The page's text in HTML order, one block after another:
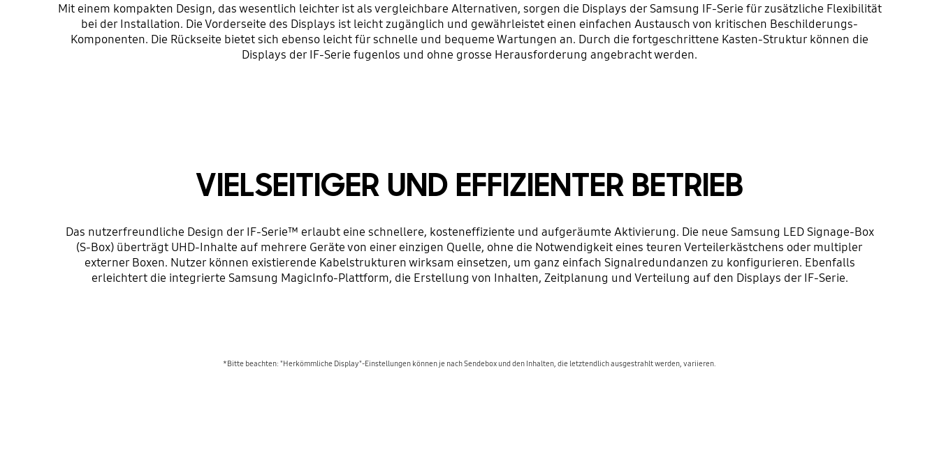
Mit einem kompakten Design, das wesentlich leichter ist als vergleichbare Alternativen, sorgen die Displays der Samsung IF-Serie für zusätzliche Flexibilität
bei der Installation. Die Vorderseite des Displays ist leicht zugänglich und gewährleistet einen einfachen Austausch von kritischen Beschilderungs-
Komponenten. Die Rückseite bietet sich ebenso leicht für schnelle und bequeme Wartungen an. Durch die fortgeschrittene Kasten-Struktur können die
Displays der IF-Serie fugenlos und ohne grosse Herausforderung angebracht werden.
VIELSEITIGER UND EFFIZIENTER BETRIEB
Das nutzerfreundliche Design der IF-Serie™ erlaubt eine schnellere, kosteneffiziente und aufgeräumte Aktivierung. Die neue Samsung LED Signage-Box
(S-Box) überträgt UHD-Inhalte auf mehrere Geräte von einer einzigen Quelle, ohne die Notwendigkeit eines teuren Verteilerkästchens oder multipler
externer Boxen. Nutzer können existierende Kabelstrukturen wirksam einsetzen, um ganz einfach Signalredundanzen zu konfigurieren. Ebenfalls
erleichtert die integrierte Samsung MagicInfo-Plattform, die Erstellung von Inhalten, Zeitplanung und Verteilung auf den Displays der IF-Serie.
*Bitte beachten: "Herkömmliche Display"-Einstellungen können je nach Sendebox und den Inhalten, die letztendlich ausgestrahlt werden, variieren.